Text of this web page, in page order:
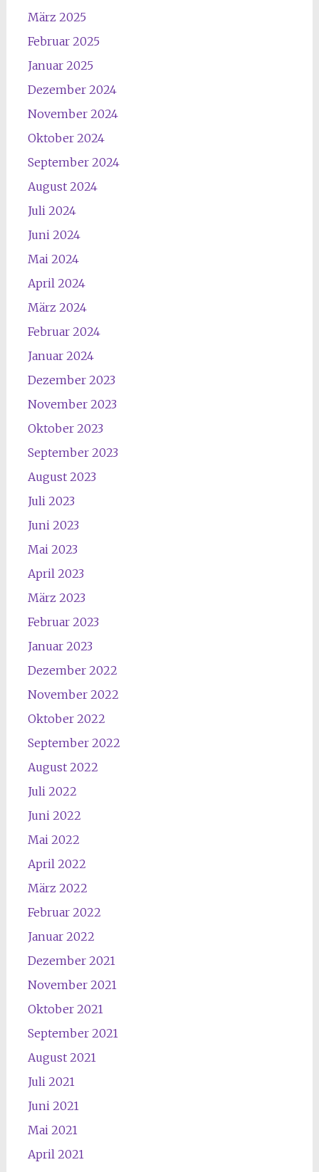
März 2025
Februar 2025
Januar 2025
Dezember 2024
November 2024
Oktober 2024
September 2024
August 2024
Juli 2024
Juni 2024
Mai 2024
April 2024
März 2024
Februar 2024
Januar 2024
Dezember 2023
November 2023
Oktober 2023
September 2023
August 2023
Juli 2023
Juni 2023
Mai 2023
April 2023
März 2023
Februar 2023
Januar 2023
Dezember 2022
November 2022
Oktober 2022
September 2022
August 2022
Juli 2022
Juni 2022
Mai 2022
April 2022
März 2022
Februar 2022
Januar 2022
Dezember 2021
November 2021
Oktober 2021
September 2021
August 2021
Juli 2021
Juni 2021
Mai 2021
April 2021